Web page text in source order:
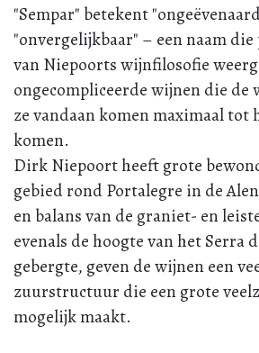
"Sempar" betekent
"onvergelijkbaar" – een naam
van Niepoorts wijnfilosofie
ongecompliceerde wijnen die de
ze vandaan komen maximaal tot
komen.
Dirk Niepoort heeft grote
gebied rond Portalegre in de
en balans van de graniet- en
evenals de hoogte van het Serra
gebergte, geven de wijnen een
zuurstructuur die een grote
mogelijk maakt.